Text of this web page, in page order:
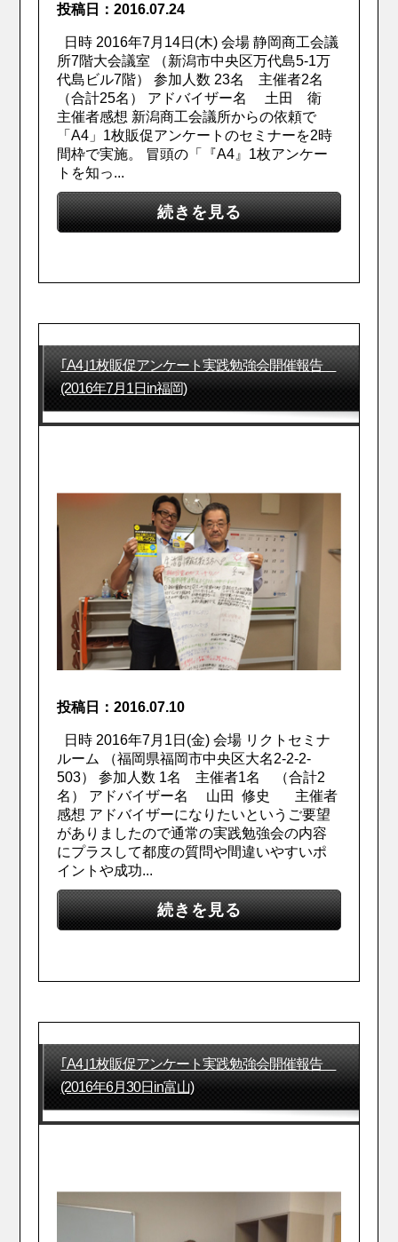
投稿日：2016.07.24
日時 2016年7月14日(木) 会場 静岡商工会議
所7階大会議室 （新潟市中央区万代島5-1万
代島ビル7階） 参加人数 23名 主催者2名
（合計25名） アドバイザー名 土田 衛
主催者感想 新潟商工会議所からの依頼で
「A4」1枚販促アンケートのセミナーを2時
間枠で実施。 冒頭の「『A4』1枚アンケー
トを知っ...
続きを見る
｢A4｣1枚販促アンケート実践勉強会開催報告
(2016年7月1日in福岡)
投稿日：2016.07.10
日時 2016年7月1日(金) 会場 リクトセミナ
ルーム （福岡県福岡市中央区大名2-2-2-
503） 参加人数 1名 主催者1名 （合計2
名） アドバイザー名 山田 修史 主催者
感想 アドバイザーになりたいというご要望
がありましたので通常の実践勉強会の内容
にプラスして都度の質問や間違いやすいポ
イントや成功...
続きを見る
｢A4｣1枚販促アンケート実践勉強会開催報告
(2016年6月30日in富山)